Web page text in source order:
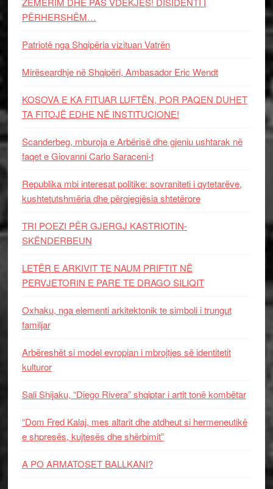
PËRHERSHËM…
Patriotë nga Shqipëria vizituan Vatrën
Mirëseardhje në Shqipëri, Ambasador Eric Wendt
KOSOVA E KA FITUAR LUFTËN, POR PAQEN DUHET
TA FITOJË EDHE NË INSTITUCIONE!
Scanderbeg, mburoja e Arbërisë dhe gjeniu ushtarak në
faqet e Giovanni Carlo Saraceni-t
Republika mbi interesat politike: sovraniteti i qytetarëve,
kushtetutshmëria dhe përgjegjësia shtetërore
TRI POEZI PËR GJERGJ KASTRIOTIN-
SKËNDERBEUN
LETËR E ARKIVIT TE NAUM PRIFTIT NË
PERVJETORIN E PARE TE DRAGO SILIQIT
Oxhaku, nga elementi arkitektonik te simboli i trungut
familjar
Arbëreshët si model evropian i mbrojtjes së identitetit
kulturor
Sali Shijaku, “Diego Rivera” shqiptar i artit tonë kombëtar
“Dom Fred Kalaj, mes altarit dhe atdheut si hermeneutikë
e shpresës, kujtesës dhe shërbimit”
A PO ARMATOSET BALLKANI?